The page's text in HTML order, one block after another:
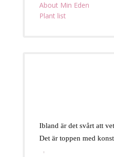
About Min Eden
Plant list
Ibland är det svårt att
Det är toppen med